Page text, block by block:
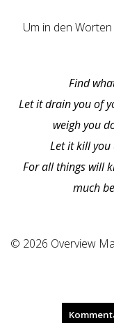
Um in den
Find
Let it drain you of
weigh you
Let it kill
For all things will
much
© 2026 Overview